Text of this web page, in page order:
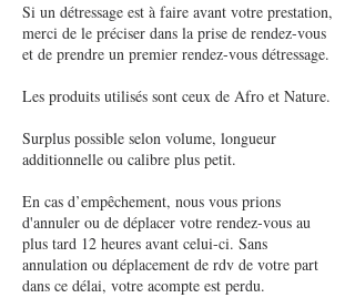
Si un détressage est à faire avant votre prestation,
merci de le préciser dans la prise de rendez-vous
et de prendre un premier rendez-vous détressage.
Les produits utilisés sont ceux de Afro et Nature.
Surplus possible selon volume, longueur
additionnelle ou calibre plus petit.
En cas d’empêchement, nous vous prions
d'annuler ou de déplacer votre rendez-vous au
plus tard 12 heures avant celui-ci. Sans
annulation ou déplacement de rdv de votre part
dans ce délai, votre acompte est perdu.